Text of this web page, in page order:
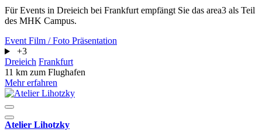
Für Events in Dreieich bei Frankfurt empfängt Sie das area3 als Teil
des MHK Campus.
Event Film / Foto Präsentation
+3
Dreieich Frankfurt
11 km zum Flughafen
Mehr erfahren
Atelier Lihotzky